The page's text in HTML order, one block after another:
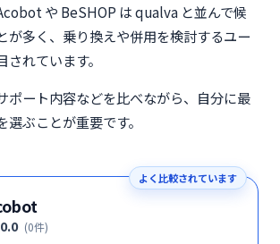
や BeSHOP は qualva と並んで候
が多く、乗り換えや併用を検討するユー
れています。
ポート内容などを比べながら、自分に最
選ぶことが重要です。
よく比較されています
0.0 (0件)